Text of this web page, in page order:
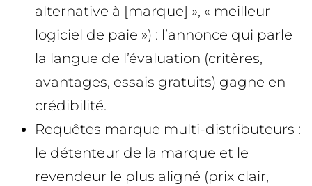
alternative à [marque] », « meilleur
logiciel de paie ») : l’annonce qui parle
la langue de l’évaluation (critères,
avantages, essais gratuits) gagne en
crédibilité.
Requêtes marque multi-distributeurs :
le détenteur de la marque et le
revendeur le plus aligné (prix clair,